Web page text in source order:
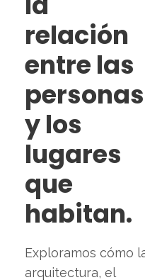
relación
entre las
personas
y los
lugares
que
habitan.
Exploramos cómo
arquitectura, el